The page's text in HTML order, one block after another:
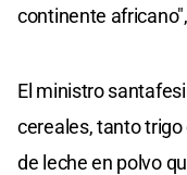
continente
El ministro
cereales, tanto
de leche en polvo